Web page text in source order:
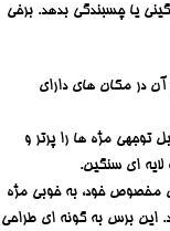
یا چسبندگی بدهد. برخی
در مکان های دارای
توجهی مژه‌ ها را پرتر و
ای سنگین.
مخصوص خود، به‌ خوبی مژه‌
این برس به‌ گونه‌ ای طراحی